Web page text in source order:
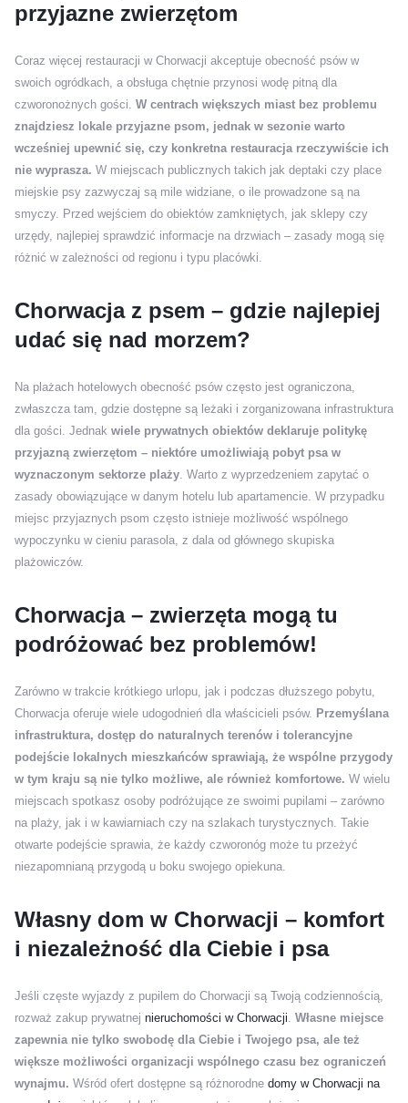
przyjazne zwierzętom
Coraz więcej restauracji w Chorwacji akceptuje obecność psów w
swoich ogródkach, a obsługa chętnie przynosi wodę pitną dla
czworonożnych gości. W centrach większych miast bez problemu
znajdziesz lokale przyjazne psom, jednak w sezonie warto
wcześniej upewnić się, czy konkretna restauracja rzeczywiście ich
nie wyprasza. W miejscach publicznych takich jak deptaki czy place
miejskie psy zazwyczaj są mile widziane, o ile prowadzone są na
smyczy. Przed wejściem do obiektów zamkniętych, jak sklepy czy
urzędy, najlepiej sprawdzić informacje na drzwiach – zasady mogą się
różnić w zależności od regionu i typu placówki.
Chorwacja z psem – gdzie najlepiej
udać się nad morzem?
Na plażach hotelowych obecność psów często jest ograniczona,
zwłaszcza tam, gdzie dostępne są leżaki i zorganizowana infrastruktura
dla gości. Jednak wiele prywatnych obiektów deklaruje politykę
przyjazną zwierzętom – niektóre umożliwiają pobyt psa w
wyznaczonym sektorze plaży. Warto z wyprzedzeniem zapytać o
zasady obowiązujące w danym hotelu lub apartamencie. W przypadku
miejsc przyjaznych psom często istnieje możliwość wspólnego
wypoczynku w cieniu parasola, z dala od głównego skupiska
plażowiczów.
Chorwacja – zwierzęta mogą tu
podróżować bez problemów!
Zarówno w trakcie krótkiego urlopu, jak i podczas dłuższego pobytu,
Chorwacja oferuje wiele udogodnień dla właścicieli psów. Przemyślana
infrastruktura, dostęp do naturalnych terenów i tolerancyjne
podejście lokalnych mieszkańców sprawiają, że wspólne przygody
w tym kraju są nie tylko możliwe, ale również komfortowe. W wielu
miejscach spotkasz osoby podróżujące ze swoimi pupilami – zarówno
na plaży, jak i w kawiarniach czy na szlakach turystycznych. Takie
otwarte podejście sprawia, że każdy czworonóg może tu przeżyć
niezapomnianą przygodą u boku swojego opiekuna.
Własny dom w Chorwacji – komfort
i niezależność dla Ciebie i psa
Jeśli częste wyjazdy z pupilem do Chorwacji są Twoją codziennością,
rozważ zakup prywatnej nieruchomości w Chorwacji. Własne miejsce
zapewnia nie tylko swobodę dla Ciebie i Twojego psa, ale też
większe możliwości organizacji wspólnego czasu bez ograniczeń
wynajmu. Wśród ofert dostępne są różnorodne domy w Chorwacji na